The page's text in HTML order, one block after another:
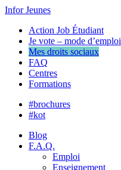
Infor Jeunes
Action Job Étudiant
Je vote – mode d’emploi
Mes droits sociaux
FAQ
Centres
Formations
#brochures
#kot
Blog
F.A.Q.
Emploi
Enseignement